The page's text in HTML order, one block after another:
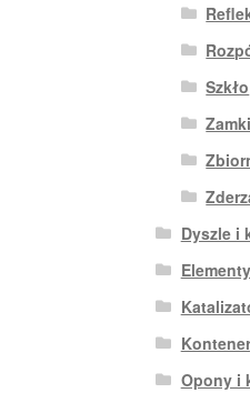
Szkło
Zamki
Dyszle i
Opony i